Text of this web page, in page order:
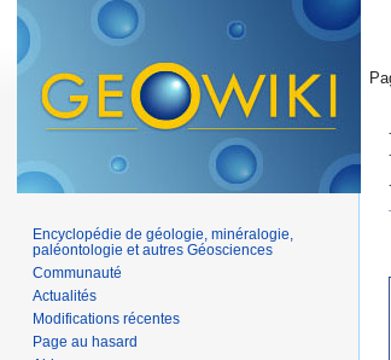
Encyclopédie de géologie, minéralogie,
paléontologie et autres Géosciences
Communauté
Actualités
Modifications récentes
Page au hasard